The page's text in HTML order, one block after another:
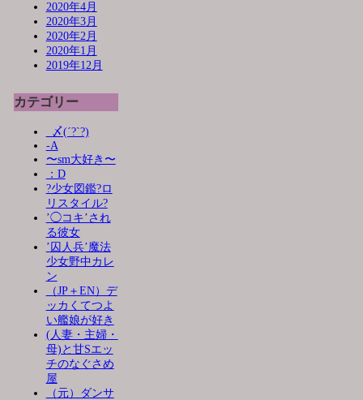
2020年4月
2020年3月
2020年2月
2020年1月
2019年12月
カテゴリー
_〆(´?`?)
-A
〜sm大好き〜
：D
?少女図鑑?ロ
リスタイル?
’◯コキ’され
る彼女
’囚人兵’魔法
少女野中カレ
ン
（JP＋EN）デ
ッカくてつよ
い艦娘が好き
(人妻・主婦・
母)と甘Sエッ
チのなぐさめ
屋
（元）ダンサ